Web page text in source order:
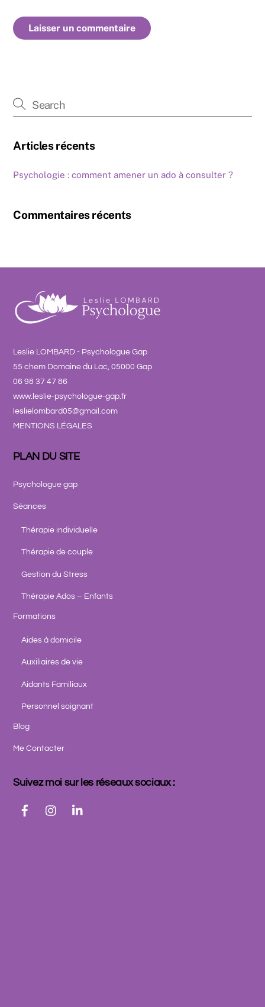
Articles récents
Psychologie : comment amener un ado à consulter ?
Commentaires récents
Leslie LOMBARD - Psychologue Gap
55 chem Domaine du Lac, 05000 Gap
06 98 37 47 86
www.leslie-psychologue-gap.fr
leslielombard05@gmail.com
MENTIONS LÉGALES
PLAN DU SITE
Psychologue gap
Séances
Thérapie individuelle
Thérapie de couple
Gestion du Stress
Thérapie Ados – Enfants
Formations
Aides à domicile
Auxiliaires de vie
Aidants Familiaux
Personnel soignant
Blog
Me Contacter
Suivez moi sur les réseaux sociaux :